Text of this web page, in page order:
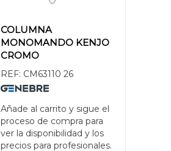
COLUMNA
MONOMANDO KENJO
CROMO
REF: CM63110 26
Añade al carrito y sigue el
proceso de compra para
ver la disponibilidad y los
precios para profesionales.